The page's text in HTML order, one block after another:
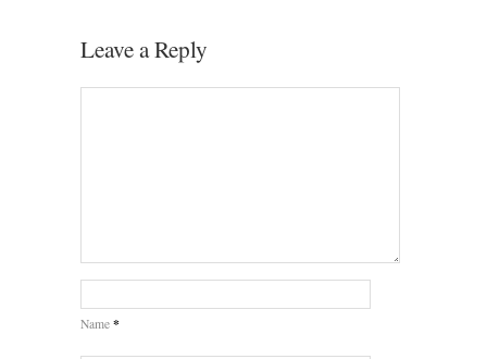
Leave a Reply
Name *